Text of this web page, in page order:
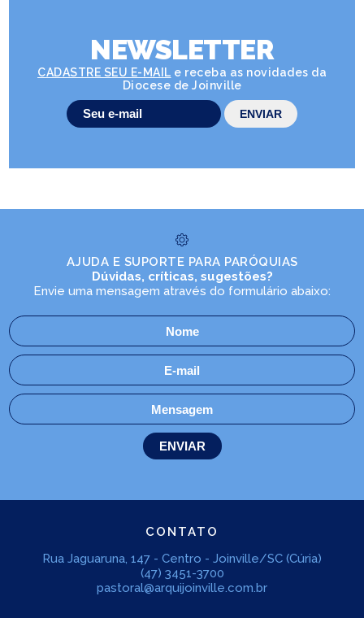
NEWSLETTER
CADASTRE SEU E-MAIL e receba as novidades da
Diocese de Joinville
AJUDA E SUPORTE PARA PARÓQUIAS
Dúvidas, críticas, sugestões?
Envie uma mensagem através do formulário abaixo:
CONTATO
Rua Jaguaruna, 147 - Centro - Joinville/SC (Cúria)
(47) 3451-3700
pastoral@arquijoinville.com.br